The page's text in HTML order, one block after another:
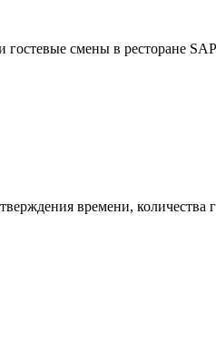
гостевые смены в ресторане
времени, количества